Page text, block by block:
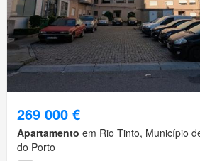
269 000 €
Apartamento em Rio Tinto, Município
do Porto